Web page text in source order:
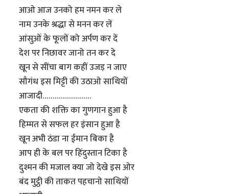
आओ आज उनको हम नमन कर ले
नाम उनके श्रद्धा से मनन कर लें
आंसुओं के फूलों को अर्पण कर दें
देश पर निछावर जानो तन कर दे
खून से सींचा बाग कहीं उजड़ न जाए
सौगंध इस मिट्टी की उठाओ साथियों
आजादी……………………
एकता की शक्ति का गुणगान हुआ है
हिम्मत से सफल हर इंसान हुआ है
खून अभी ठंडा ना ईमान बिका है
आप ही के बल पर हिंदुस्तान टिका है
दुश्मन की मजाल क्या जो देखे इस ओर
बंद मुट्ठी की ताकत पहचानो साथियों